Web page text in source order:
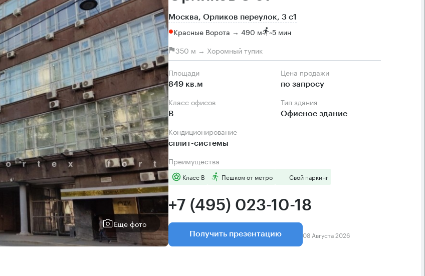
Еще фото
Москва, Орликов переулок, 3 с1
Красные Ворота → 490 м ~5 мин
350 м → Хоромный тупик
Площади
849 кв.м
Цена продажи
по запросу
Класс офисов
B
Тип здания
Офисное здание
Кондиционирование
сплит-системы
Преимущества
Класс B Пешком от метро Свой паркинг
+7 (495) 023-10-18
Получить презентацию 08 Августа 2026